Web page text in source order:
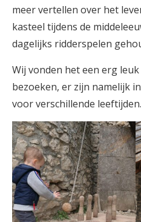
meer vertellen over het
kasteel tijdens de
dagelijks ridderspelen
Wij vonden het een erg
bezoeken, er zijn namelijk
voor verschillende leeftijden.